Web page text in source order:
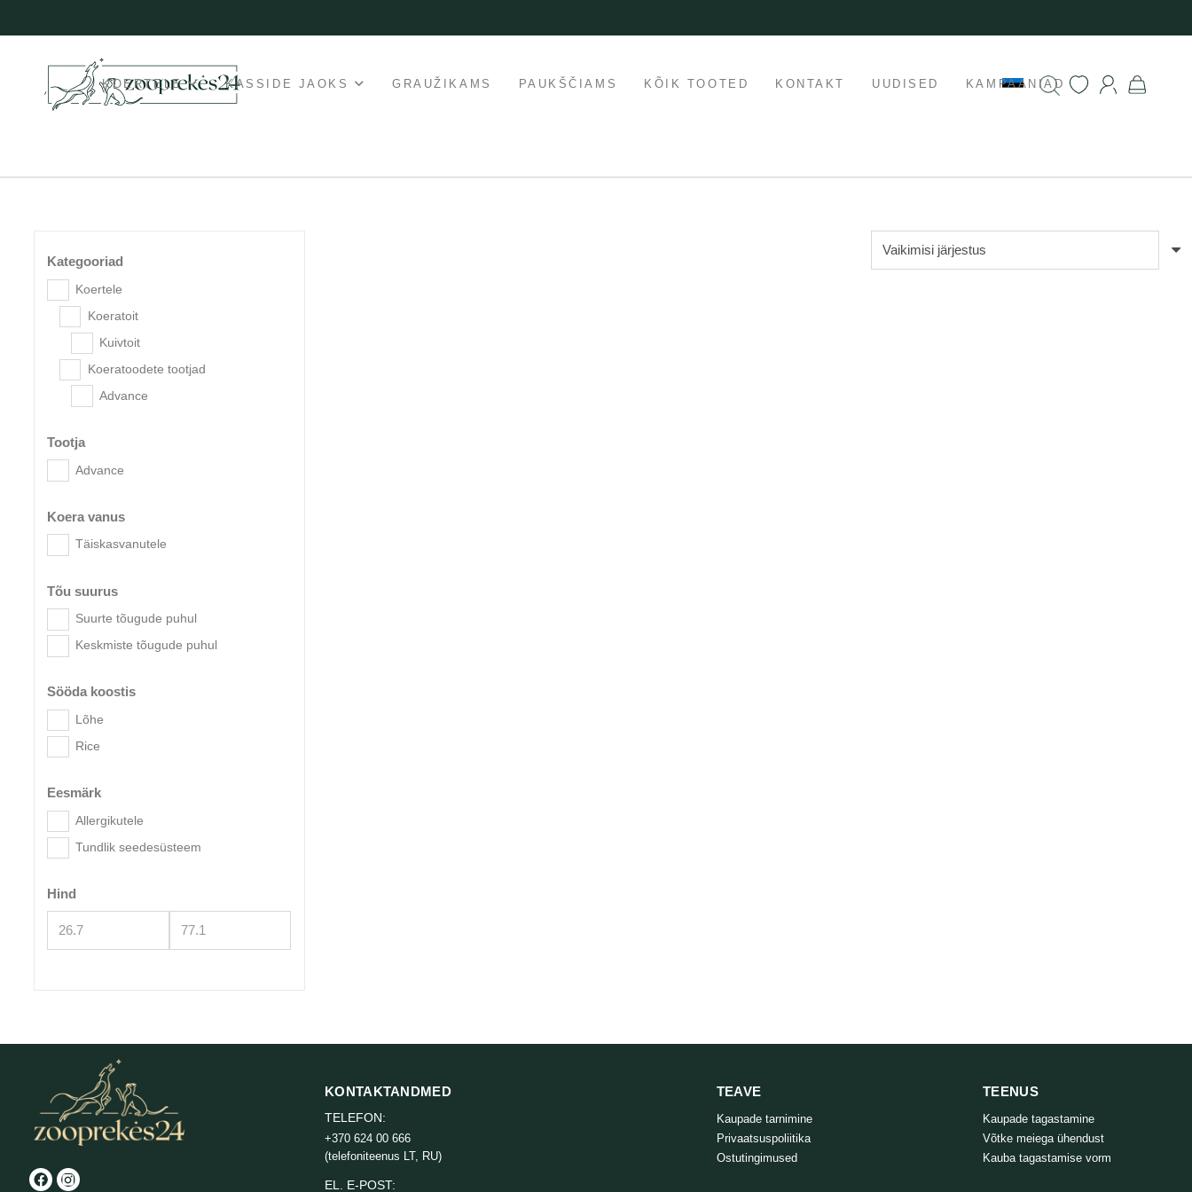
KOERTELE KASSIDE JAOKS GRAUŽIKAMS PAUKŠČIAMS KÕIK TOOTED KONTAKT UUDISED KAMPAANIAD
Kategooriad
Koertele
Koeratoit
Kuivtoit
Koeratoodete tootjad
Advance
Tootja
Advance
Koera vanus
Täiskasvanutele
Tõu suurus
Suurte tõugude puhul
Keskmiste tõugude puhul
Sööda koostis
Lõhe
Rice
Eesmärk
Allergikutele
Tundlik seedesüsteem
Hind
KONTAKTANDMED
TELEFON:
+370 624 00 666
(telefoniteenus LT, RU)
EL. E-POST:
TEAVE
Kaupade tarnimine
Privaatsuspoliitika
Ostutingimused
TEENUS
Kaupade tagastamine
Võtke meiega ühendust
Kauba tagastamise vorm